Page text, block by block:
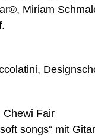
Miriam
Chewi Fair
songs“ mit